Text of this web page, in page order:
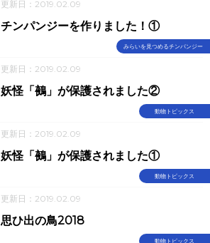
更新日：2019.02.09
みらいを見つめるチンパンジー
チンパンジーを作りました！①
更新日：2019.02.09
動物トピックス
妖怪「鵺」が保護されました②
更新日：2019.02.09
動物トピックス
妖怪「鵺」が保護されました①
更新日：2019.02.09
動物トピックス
思ひ出の鳥2018